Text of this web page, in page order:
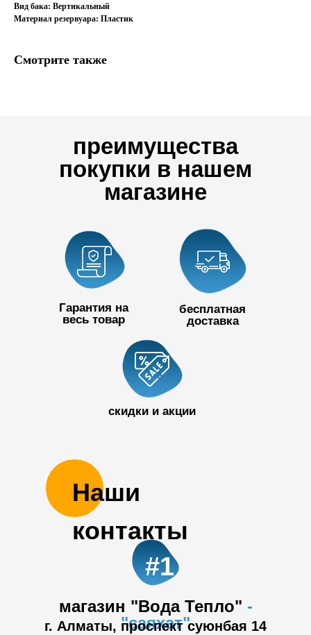
Вид бака: Вертикальный
Материал резервуара: Пластик
Смотрите также
преимущества
покупки в нашем
магазине
Гарантия на
весь товар
бесплатная
доставка
скидки и акции
Наши
контакты
магазин "Вода Тепло" -
"саяхат"
#1
г. Алматы, проспект суюнбая 14
+7 727 390
50 32